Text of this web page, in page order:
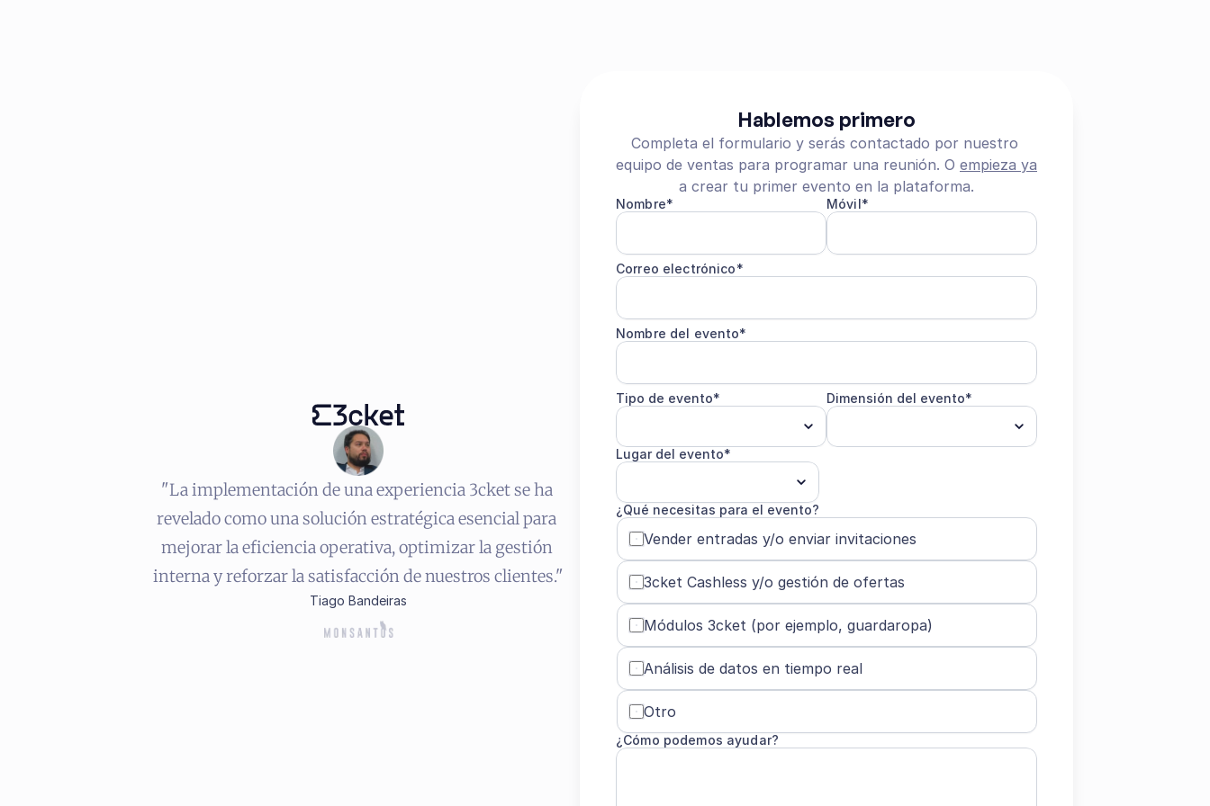
"La implementación de una experiencia 3cket se ha
revelado como una solución estratégica esencial para
mejorar la eficiencia operativa, optimizar la gestión
interna y reforzar la satisfacción de nuestros clientes."
Tiago Bandeiras
Hablemos primero
Completa el formulario y serás contactado por nuestro
equipo de ventas para programar una reunión. O empieza ya
a crear tu primer evento en la plataforma.
Nombre* Móvil*
Correo electrónico*
Nombre del evento*
Tipo de evento* Dimensión del evento*
Lugar del evento*
¿Qué necesitas para el evento?
Vender entradas y/o enviar invitaciones
3cket Cashless y/o gestión de ofertas
Módulos 3cket (por ejemplo, guardaropa)
Análisis de datos en tiempo real
Otro
¿Cómo podemos ayudar?